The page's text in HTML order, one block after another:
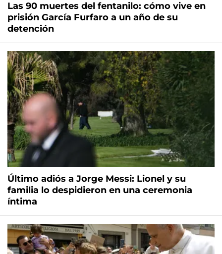
Las 90 muertes del fentanilo: cómo vive en
prisión García Furfaro a un año de su
detención
Último adiós a Jorge Messi: Lionel y su
familia lo despidieron en una ceremonia
íntima